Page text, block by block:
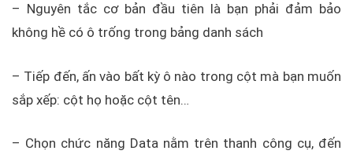
– Nguyên tắc cơ bản đầu tiên là bạn phải đảm bảo
không hề có ô trống trong bảng danh sách
– Tiếp đến, ấn vào bất kỳ ô nào trong cột mà bạn muốn
sắp xếp: cột họ hoặc cột tên…
– Chọn chức năng Data nằm trên thanh công cụ, đến